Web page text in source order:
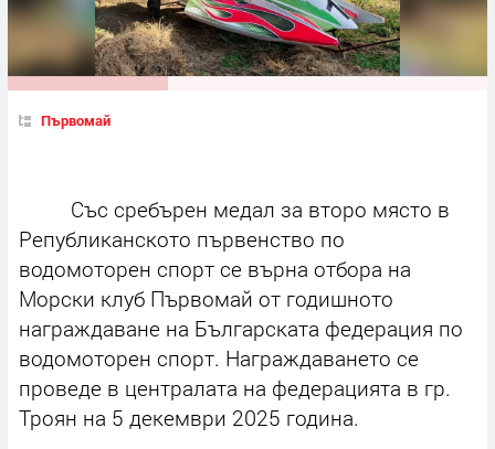
Първомай
Със сребърен медал за второ място в
Републиканското първенство по
водомоторен спорт се върна отбора на
Морски клуб Първомай от годишното
награждаване на Българската федерация по
водомоторен спорт. Награждаването се
проведе в централата на федерацията в гр.
Троян на 5 декември 2025 година.